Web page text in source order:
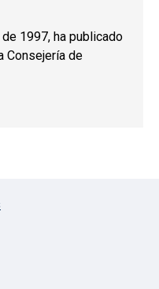
1997, ha publicado
Consejería de
AL MÉRITO